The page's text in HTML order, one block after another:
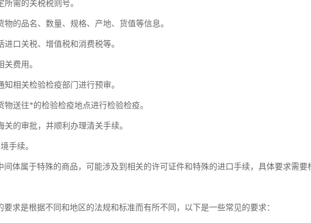
需的关税税则号。
物的品名、数量、规格、产地、货值等信息。
口关税、增值税和消费税等。
费用。
知相关检验检疫部门进行预审。
物送往*的检验检疫地点进行检验检疫。
的审批，并顺利办理清关手续。
手续。
间体属于特殊的商品，可能涉及到相关的许可证件和特殊的进口手续，具体要求需要
求是根据不同和地区的法规和标准而有所不同，以下是一些常见的要求：